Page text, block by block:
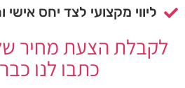
ליווי מקצועי לצד יחס אישי
לקבלת הצעת מחיר
כתבו לנו